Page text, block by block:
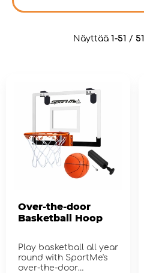
Näyttää 1-51 / 51
Over-the-door
Basketball Hoop
Play basketball all year
round with SportMe's
over-the-door